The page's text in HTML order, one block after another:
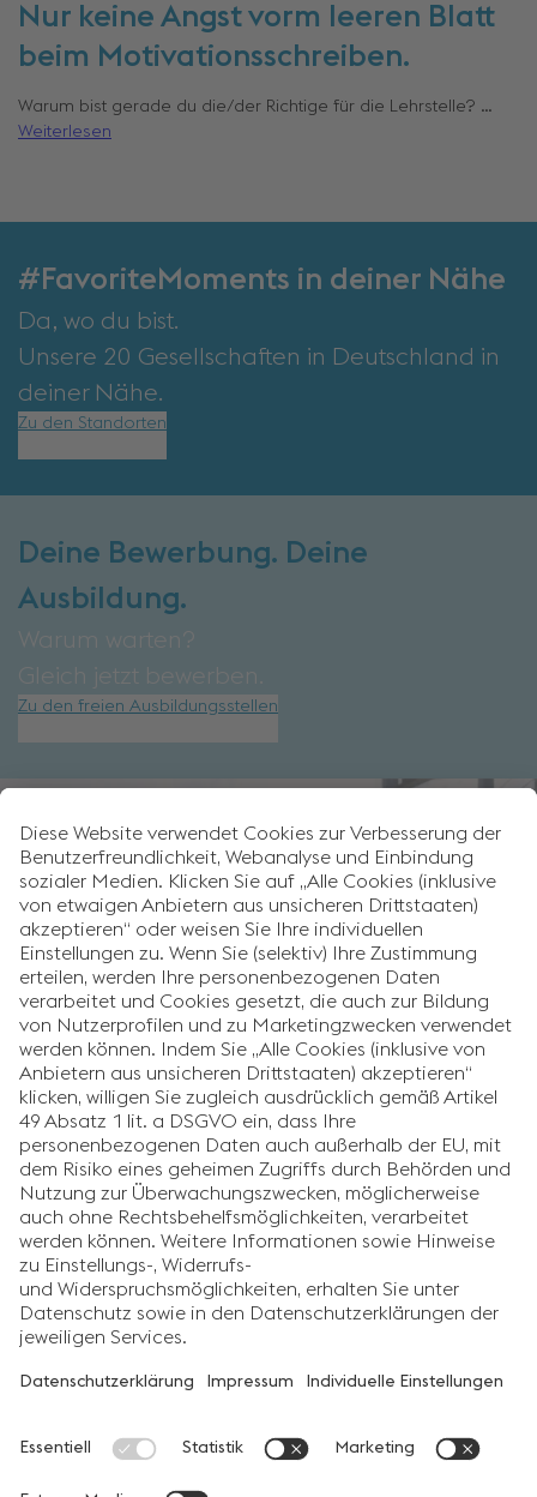
Nur keine Angst vorm leeren Blatt
beim Motivationsschreiben.
Warum bist gerade du die/der Richtige für die Lehrstelle? …
Weiterlesen
#FavoriteMoments in deiner Nähe
Da, wo du bist.
Unsere 20 Gesellschaften in Deutschland in
deiner Nähe.
Zu den Standorten
Deine Bewerbung. Deine
Ausbildung.
Warum warten?
Gleich jetzt bewerben.
Zu den freien Ausbildungsstellen
FOLGE UNSEREN
#FAVORITEMOMENTS
voestalpine Ausbildung swebsite
Unsere Ausbildungswebsite ist dein Schaufenster in die
voestalpine. Du findest hier nützliche Informationen wie
Beschreibungen der verschiedenen Ausbildungsberufe, alle
Standorte mit den Ausbilder:innen, alle aktuell angebotenen
Ausbildungen – und natürlich Bewerbungstipps, News und vieles
mehr.
Cookie Einstellungen